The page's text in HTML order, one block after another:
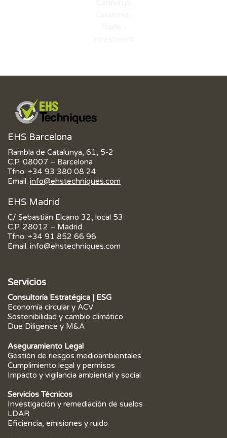
EHS Barcelona
Rambla de Catalunya, 61, 5-2
C.P. 08007 – Barcelona
Tfno: +34 93 380 08 24
Email: info@ehstechniques.com
EHS Madrid
C/ Sebastián Elcano 32, local 53
C.P. 28012 – Madrid
Tfno: +34 91 852 66 96
Email: info@ehstechniques.com
Servicios
Consultoría Estratégica | ESG
Economía circular y ACV
Sostenibilidad y cambio climático
Due Diligence y M&A
Aseguramiento Legal
Gestión de riesgos medioambientales
Cumplimiento legal y permisos
Impacto y vigilancia ambiental y social
Servicios Técnicos
Investigación y remediación de suelos
LDAR
Eficiencia, emisiones y ruido